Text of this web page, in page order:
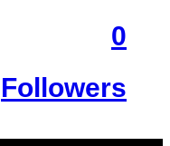
0
Followers